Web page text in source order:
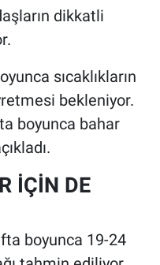
dikkatli
sıcaklıkların
bekleniyor.
boyunca bahar
İÇİN DE
boyunca 19-24